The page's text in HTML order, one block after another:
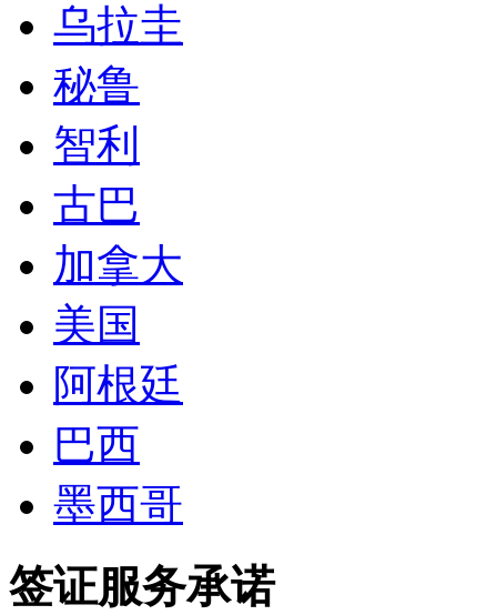
乌拉圭
秘鲁
智利
古巴
加拿大
美国
阿根廷
巴西
墨西哥
签证服务承诺